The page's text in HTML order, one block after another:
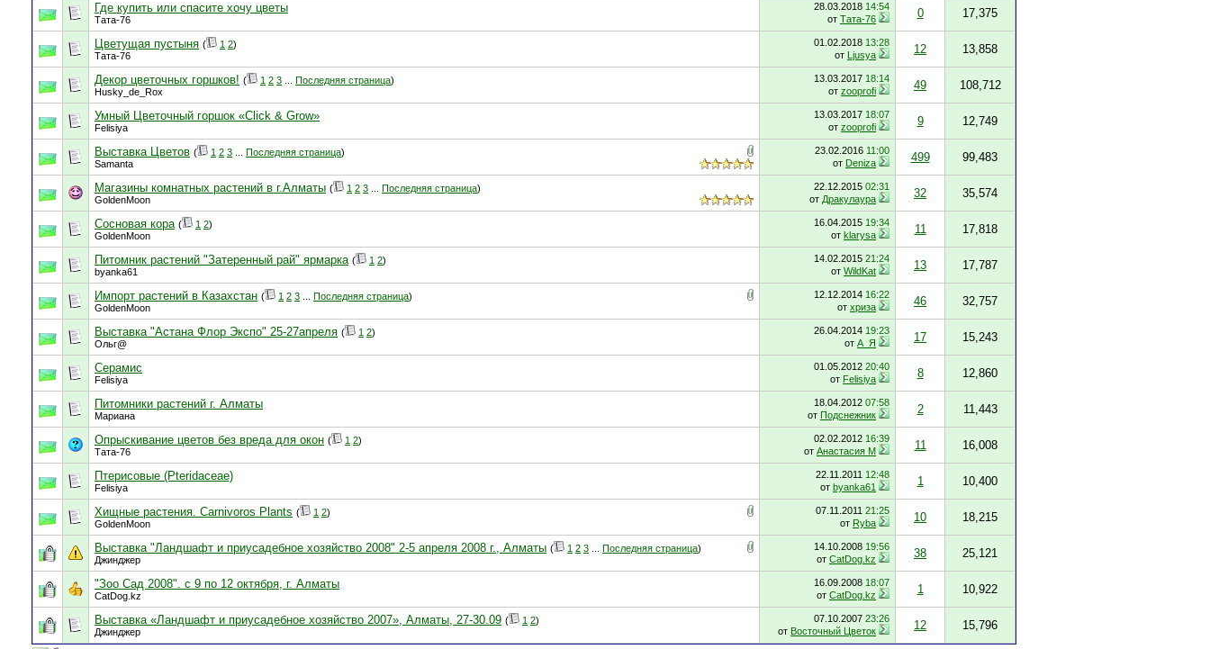
Где купить или спасите хочу цветы
Тата-76
28.03.2018 14:54
от Тата-76 0 17,375
Цветущая пустыня ( 1 2)
Тата-76
01.02.2018 13:28
от Ljusya 12 13,858
Декор цветочных горшков! ( 1 2 3 Последняя страница)
Husky_de_Rox
13.03.2017 18:14
от zooprofi 49 108,712
Умный Цветочный горшок «Click & Grow»
Felisiya
13.03.2017 18:07
от zooprofi 9 12,749
Выставка Цветов ( 1 2 3 Последняя страница)
Samanta
23.02.2016 11:00
от Deniza 499 99,483
Магазины комнатных растений в г.Алматы ( 1 2 3 Последняя страница)
GoldenMoon
22.12.2015 02:31
от Дракулаура 32 35,574
Сосновая кора ( 1 2)
GoldenMoon
16.04.2015 19:34
от klarysa 11 17,818
Питомник растений "Затеренный рай" ярмарка ( 1 2)
byanka61
14.02.2015 21:24
от WildKat 13 17,787
Импорт растений в Казахстан ( 1 2 3 Последняя страница)
GoldenMoon
12.12.2014 16:22
от хриза 46 32,757
Выставка "Астана Флор Экспо" 25-27апреля ( 1 2)
Ольг@
26.04.2014 19:23
от А_Я 17 15,243
Серамис
Felisiya
01.05.2012 20:40
от Felisiya 8 12,860
Питомники растений г. Алматы
Мариана
18.04.2012 07:58
от Подснежник 2 11,443
Опрыскивание цветов без вреда для окон ( 1 2)
Тата-76
02.02.2012 16:39
от Анастасия М 11 16,008
Птерисовые (Pteridaceae)
Felisiya
22.11.2011 12:48
от byanka61 1 10,400
Хищные растения. Carnivoros Plants ( 1 2)
GoldenMoon
07.11.2011 21:25
от Ryba 10 18,215
Выставка "Ландшафт и приусадебное хозяйство 2008" 2-5 апреля 2008 г., Алматы ( 1 2 3 Последняя страница)
Джинджер
14.10.2008 19:56
от CatDog.kz 38 25,121
"Зоо Сад 2008". с 9 по 12 октября, г. Алматы
CatDog.kz
16.09.2008 18:07
от CatDog.kz 1 10,922
Выставка «Ландшафт и приусадебное хозяйство 2007», Алматы, 27-30.09 ( 1 2)
Джинджер
07.10.2007 23:26
от Восточный Цветок 12 15,796